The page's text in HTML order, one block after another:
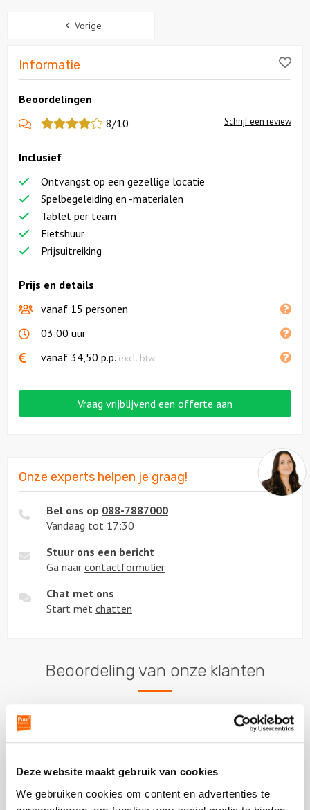
Deze website maakt gebruik van cookies
We gebruiken cookies om content en advertenties te
Vorige
Informatie
Beoordelingen
8/10
Schrijf een review
Prijs en details
vanaf 15 personen
03:00 uur
vanaf 34,50 p.p. excl. btw
Inclusief
Ontvangst op een gezellige locatie
Spelbegeleiding en -materialen
Tablet per team
Fietshuur
Prijsuitreiking
Vraag vrijblijvend een offerte aan
Onze experts helpen je graag!
Bel ons op 088-7887000
Vandaag tot 17:30
Stuur ons een bericht
Ga naar contactformulier
Chat met ons
Start met chatten
Beoordeling van onze klanten
Havenbedrijf Rotterdam
Fietspuzzeltocht